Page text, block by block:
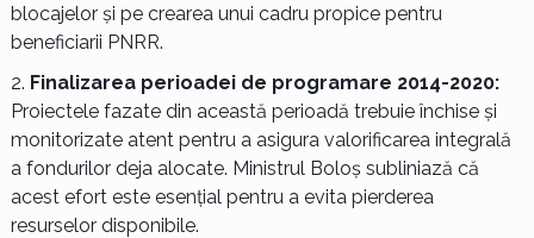
blocajelor și pe crearea unui cadru propice pentru
beneficiarii PNRR.
Finalizarea perioadei de programare 2014-2020:
Proiectele fazate din această perioadă trebuie închise și
monitorizate atent pentru a asigura valorificarea integrală
a fondurilor deja alocate. Ministrul Boloș subliniază că
acest efort este esențial pentru a evita pierderea
resurselor disponibile.